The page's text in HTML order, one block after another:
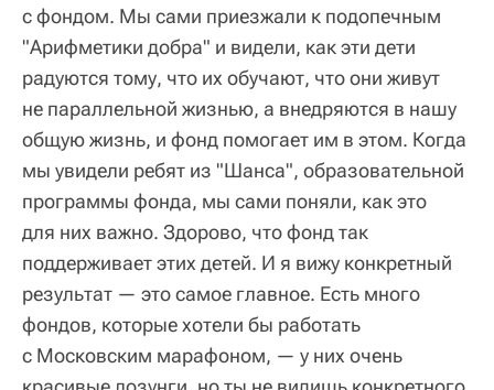
с фондом. Мы сами приезжали к подопечным
"Арифметики добра" и видели, как эти дети
радуются тому, что их обучают, что они живут
не параллельной жизнью, а внедряются в нашу
общую жизнь, и фонд помогает им в этом. Когда
мы увидели ребят из "Шанса", образовательной
программы фонда, мы сами поняли, как это
для них важно. Здорово, что фонд так
поддерживает этих детей. И я вижу конкретный
результат — это самое главное. Есть много
фондов, которые хотели бы работать
с Московским марафоном, — у них очень